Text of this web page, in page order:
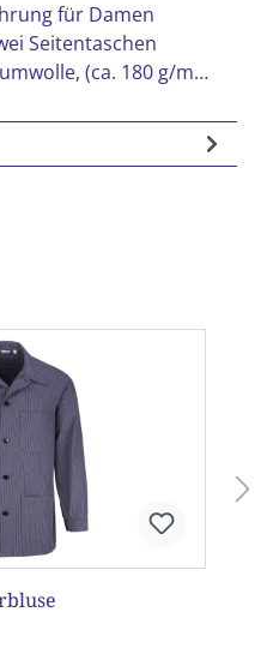
für Damen
Seitentaschen
(ca. 180 g/m…